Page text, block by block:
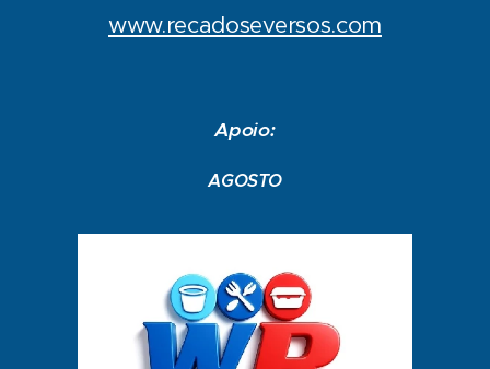
www.recadoseversos.com
Apoio:
AGOSTO